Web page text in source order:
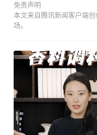
免责声明
本文来自腾讯新闻客户端
场。